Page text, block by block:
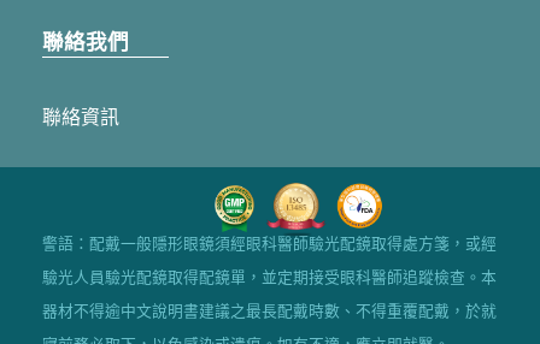
聯絡我們
聯絡資訊
警語：配戴一般隱形眼鏡須經眼科醫師驗光配鏡取得處方箋，或經
驗光人員驗光配鏡取得配鏡單，並定期接受眼科醫師追蹤檢查。本
器材不得逾中文說明書建議之最長配戴時數、不得重覆配戴，於就